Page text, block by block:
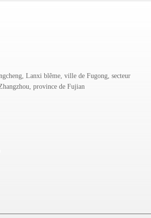
Lanxi blême, ville de Fugong, secteur
province de Fujian